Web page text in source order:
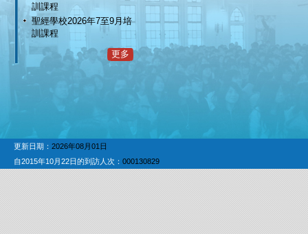
訓課程
聖經學校2026年7至9月培
訓課程
更多
更新日期： 2026年08月01日
自2015年10月22日的到訪人次： 000130829